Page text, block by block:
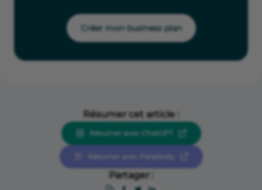
Créer mon business plan
Résumer cet article :
Résumer avec ChatGPT
Résumer avec Perplexity
Partager :